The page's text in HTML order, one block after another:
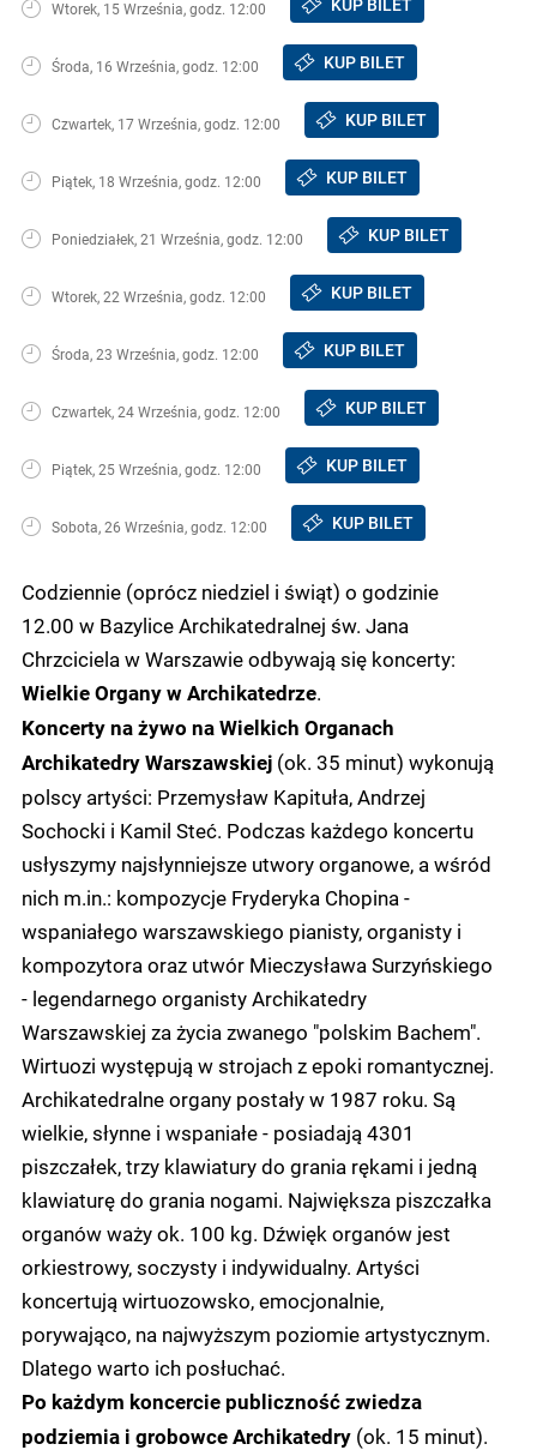
Wtorek, 15 Września, godz. 12:00 KUP BILET
Środa, 16 Września, godz. 12:00 KUP BILET
Czwartek, 17 Września, godz. 12:00 KUP BILET
Piątek, 18 Września, godz. 12:00 KUP BILET
Poniedziałek, 21 Września, godz. 12:00 KUP BILET
Wtorek, 22 Września, godz. 12:00 KUP BILET
Środa, 23 Września, godz. 12:00 KUP BILET
Czwartek, 24 Września, godz. 12:00 KUP BILET
Piątek, 25 Września, godz. 12:00 KUP BILET
Sobota, 26 Września, godz. 12:00 KUP BILET
Codziennie (oprócz niedziel i świąt) o godzinie
12.00 w Bazylice Archikatedralnej św. Jana
Chrzciciela w Warszawie odbywają się koncerty:
Wielkie Organy w Archikatedrze.
Koncerty na żywo na Wielkich Organach
Archikatedry Warszawskiej (ok. 35 minut) wykonują
polscy artyści: Przemysław Kapituła, Andrzej
Sochocki i Kamil Steć. Podczas każdego koncertu
usłyszymy najsłynniejsze utwory organowe, a wśród
nich m.in.: kompozycje Fryderyka Chopina -
wspaniałego warszawskiego pianisty, organisty i
kompozytora oraz utwór Mieczysława Surzyńskiego
- legendarnego organisty Archikatedry
Warszawskiej za życia zwanego "polskim Bachem".
Wirtuozi występują w strojach z epoki romantycznej.
Archikatedralne organy postały w 1987 roku. Są
wielkie, słynne i wspaniałe - posiadają 4301
piszczałek, trzy klawiatury do grania rękami i jedną
klawiaturę do grania nogami. Największa piszczałka
organów waży ok. 100 kg. Dźwięk organów jest
orkiestrowy, soczysty i indywidualny. Artyści
koncertują wirtuozowsko, emocjonalnie,
porywająco, na najwyższym poziomie artystycznym.
Dlatego warto ich posłuchać.
Po każdym koncercie publiczność zwiedza
podziemia i grobowce Archikatedry (ok. 15 minut).